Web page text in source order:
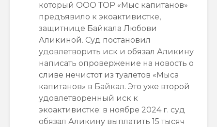
который ООО ТОР «Мыс капитанов»
предъявило к экоактивистке,
защитнице Байкала Любови
Аликиной. Суд постановил
удовлетворить иск и обязал Аликину
написать опровержение на новость о
сливе нечистот из туалетов «Мыса
капитанов» в Байкал. Это уже второй
удовлетворенный иск к
экоактивистке: в ноябре 2024 г. суд
обязал Аликину выплатить 15 тысяч